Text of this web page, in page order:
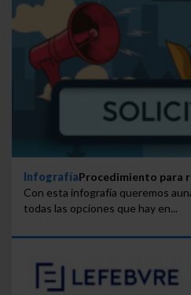
InfografíaProcedimiento para
Con esta infografía queremos
todas las opciones que hay en...